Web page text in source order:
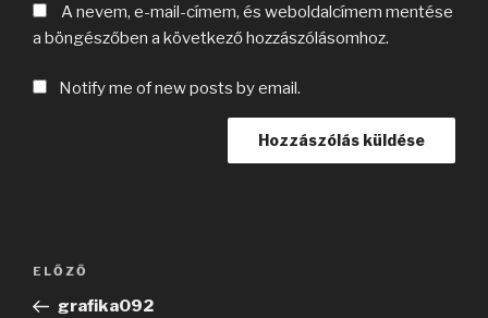
A nevem, e-mail-címem, és weboldalcímem mentése
a böngészőben a következő hozzászólásomhoz.
Notify me of new posts by email.
Bejegyzés
Korábbi
bejegyzés
ELŐZŐ
grafika092